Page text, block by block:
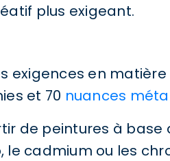
plus exigeant.
exigences en
et 70 nuances
de peintures à base
cadmium ou les